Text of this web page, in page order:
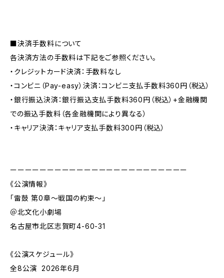
■決済手数料について
各決済方法の手数料は下記をご参照ください。
・クレジットカード決済：手数料なし
・コンビニ（Pay-easy）決済：コンビニ支払手数料360円（税込）
・銀行振込決済：銀行振込支払手数料360円（税込）+金融機関
での振込手数料（各金融機関により異なる）
・キャリア決済：キャリア支払手数料300円（税込）
ーーーーーーーーーーーーーーーーーーーーーーーー
《公演情報》
「雷鼓 第0章〜戦国の約束〜」
＠北文化小劇場
名古屋市北区志賀町4-60-31
《公演スケジュール》
全8公演 2026年6月